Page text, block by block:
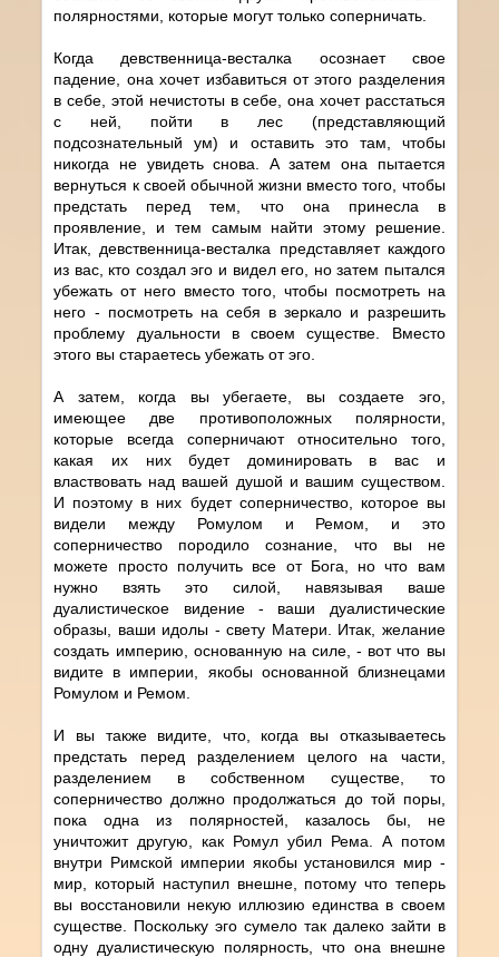
полярностями, которые могут только соперничать.
Когда девственница-весталка осознает свое
падение, она хочет избавиться от этого разделения
в себе, этой нечистоты в себе, она хочет расстаться
с ней, пойти в лес (представляющий
подсознательный ум) и оставить это там, чтобы
никогда не увидеть снова. А затем она пытается
вернуться к своей обычной жизни вместо того, чтобы
предстать перед тем, что она принесла в
проявление, и тем самым найти этому решение.
Итак, девственница-весталка представляет каждого
из вас, кто создал эго и видел его, но затем пытался
убежать от него вместо того, чтобы посмотреть на
него - посмотреть на себя в зеркало и разрешить
проблему дуальности в своем существе. Вместо
этого вы стараетесь убежать от эго.
А затем, когда вы убегаете, вы создаете эго,
имеющее две противоположных полярности,
которые всегда соперничают относительно того,
какая их них будет доминировать в вас и
властвовать над вашей душой и вашим существом.
И поэтому в них будет соперничество, которое вы
видели между Ромулом и Ремом, и это
соперничество породило сознание, что вы не
можете просто получить все от Бога, но что вам
нужно взять это силой, навязывая ваше
дуалистическое видение - ваши дуалистические
образы, ваши идолы - свету Матери. Итак, желание
создать империю, основанную на силе, - вот что вы
видите в империи, якобы основанной близнецами
Ромулом и Ремом.
И вы также видите, что, когда вы отказываетесь
предстать перед разделением целого на части,
разделением в собственном существе, то
соперничество должно продолжаться до той поры,
пока одна из полярностей, казалось бы, не
уничтожит другую, как Ромул убил Рема. А потом
внутри Римской империи якобы установился мир -
мир, который наступил внешне, потому что теперь
вы восстановили некую иллюзию единства в своем
существе. Поскольку эго сумело так далеко зайти в
одну дуалистическую полярность, что она внешне